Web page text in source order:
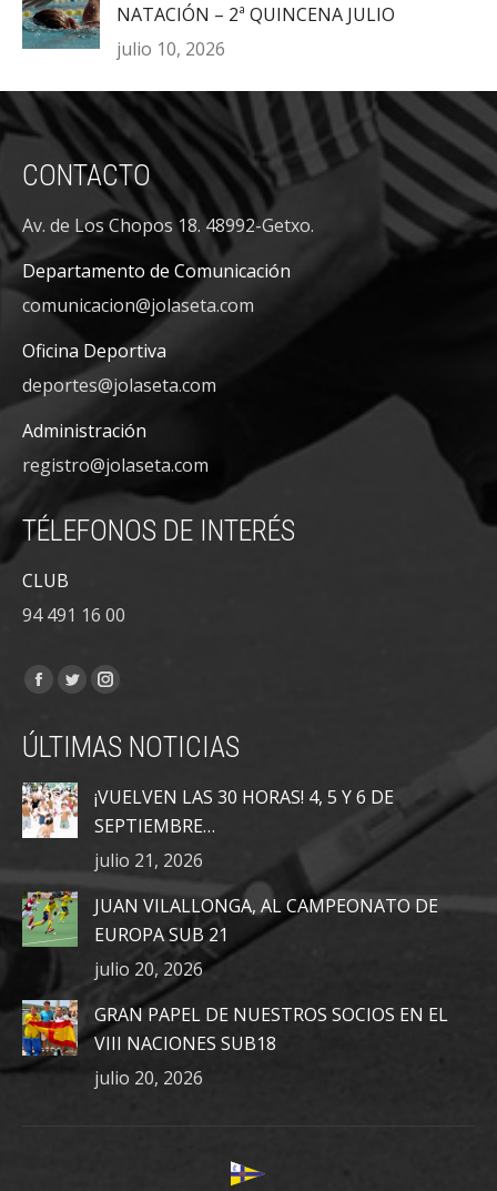
NATACIÓN – 2ª QUINCENA JULIO
julio 10, 2026
CONTACTO
Av. de Los Chopos 18. 48992-Getxo.
Departamento de Comunicación
comunicacion@jolaseta.com
Oficina Deportiva
deportes@jolaseta.com
Administración
registro@jolaseta.com
TÉLEFONOS DE INTERÉS
CLUB
94 491 16 00
Encuéntranos en:
Facebook
opens
in
new
window
Twitter
opens
in
new
window
Instagram
opens
new
window
ÚLTIMAS NOTICIAS
¡VUELVEN LAS 30 HORAS! 4, 5 Y 6 DE
SEPTIEMBRE…
julio 21, 2026
JUAN VILALLONGA, AL CAMPEONATO DE
EUROPA SUB 21
julio 20, 2026
GRAN PAPEL DE NUESTROS SOCIOS EN EL
VIII NACIONES SUB18
julio 20, 2026